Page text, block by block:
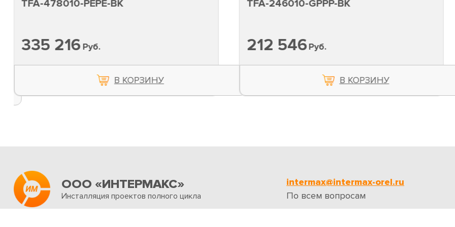
PEPE-BK
Руб.
В КОРЗИНУ
TFA-246010-GPPP-BK
212 546Руб.
В КОРЗИНУ
ООО «ИНТЕРМАКС»
Инсталляция проектов полного цикла
intermax@intermax-orel.ru
По всем вопросам